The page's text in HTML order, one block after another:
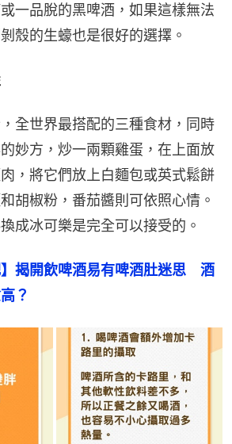
一品脫的黑啤酒，如果這樣無法
殼的生蠔也是很好的選擇。
全世界最搭配的三種食材，同時
妙方，炒一兩顆雞蛋，在上面放
肉，將它們放上白麵包或英式鬆餅
胡椒粉，番茄醬則可依照心情。
成冰可樂是完全可以接受的。
】揭開飲啤酒易有啤酒肚迷思　酒
？